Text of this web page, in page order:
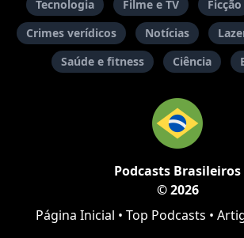
Tecnologia
Filme e TV Ficção
Crimes verídicos
Notícias
Saúde e fitness
Ciência
Podcasts Brasileiros
© 2026
Página Inicial • Top Podcasts •